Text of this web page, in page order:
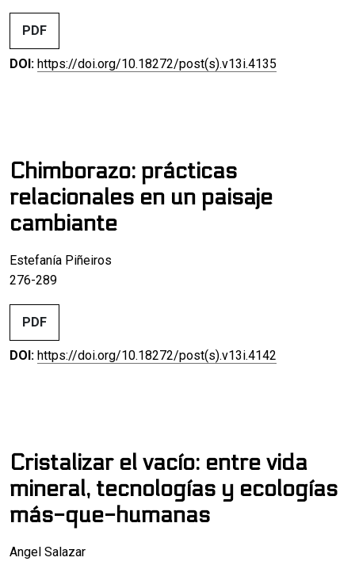
PDF
DOI: https://doi.org/10.18272/post(s).v13i.4135
Chimborazo: prácticas
relacionales en un paisaje
cambiante
Estefanía Piñeiros
276-289
PDF
DOI: https://doi.org/10.18272/post(s).v13i.4142
Cristalizar el vacío: entre vida
mineral, tecnologías y ecologías
más-que-humanas
Angel Salazar